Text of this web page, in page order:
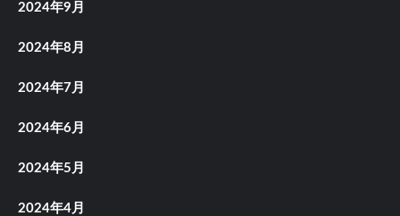
2024年9月
2024年8月
2024年7月
2024年6月
2024年5月
2024年4月